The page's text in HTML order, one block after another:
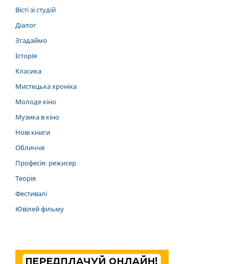
Вісті зі студій
Діалог
Згадаймо
Історія
Класика
Мистецька хроніка
Молоде кіно
Музика в кіно
Нові книги
Обличчя
Професія: режисер
Теорія
Фестивалі
Ювілей фільму